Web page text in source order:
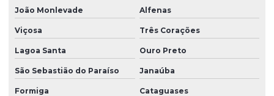
João Monlevade Alfenas
Viçosa Três Corações
Lagoa Santa Ouro Preto
São Sebastião do Paraíso Janaúba
Formiga Cataguases